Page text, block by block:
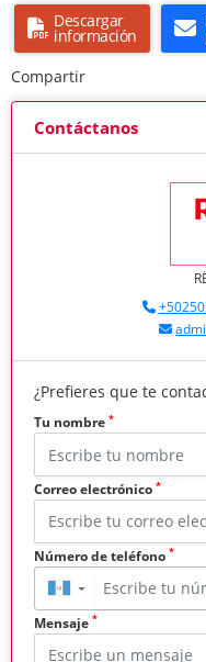
Descargar
información
Compartir
Contáctanos
¿Prefieres que te
Tu nombre *
Correo electrónico *
Número de teléfono *
▼
Mensaje *